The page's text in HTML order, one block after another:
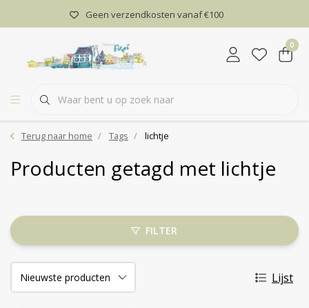
Geen verzendkosten vanaf €100
0
Terug naar home Tags lichtje
Producten getagd met lichtje
FILTER
Lijst